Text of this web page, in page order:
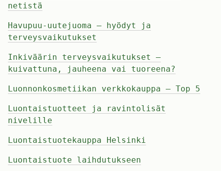
netistä
Havupuu-uutejuoma – hyödyt ja
terveysvaikutukset
Inkiväärin terveysvaikutukset –
kuivattuna, jauheena vai tuoreena?
Luonnonkosmetiikan verkkokauppa – Top 5
Luontaistuotteet ja ravintolisät
nivelille
Luontaistuotekauppa Helsinki
Luontaistuote laihdutukseen